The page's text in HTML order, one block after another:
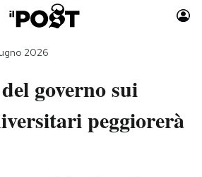
Auto
Moda
2026
governo sui
peggiorerà